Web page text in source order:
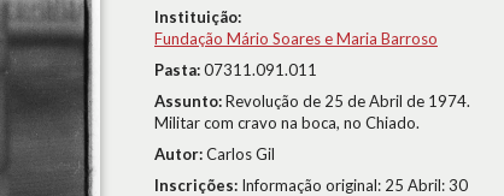
Instituição:
Fundação Mário Soares e Maria Barroso
Pasta:07311.091.011
Assunto:Revolução de 25 de Abril de 1974.
Militar com cravo na boca, no Chiado.
Autor:Carlos Gil
Inscrições: Informação original: 25 Abril: 30